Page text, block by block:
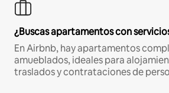
¿Buscas apartamentos con
En Airbnb, hay apartamentos
amueblados, ideales para
traslados y contrataciones de